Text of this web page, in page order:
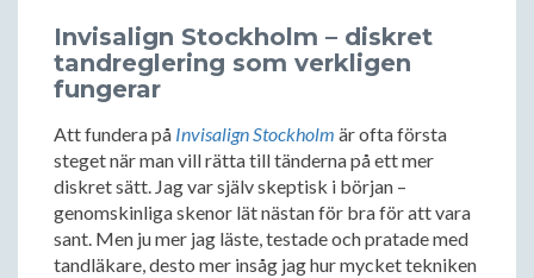
Invisalign Stockholm – diskret
tandreglering som verkligen
fungerar
Att fundera på Invisalign Stockholm är ofta första
steget när man vill rätta till tänderna på ett mer
diskret sätt. Jag var själv skeptisk i början –
genomskinliga skenor lät nästan för bra för att vara
sant. Men ju mer jag läste, testade och pratade med
tandläkare, desto mer insåg jag hur mycket tekniken